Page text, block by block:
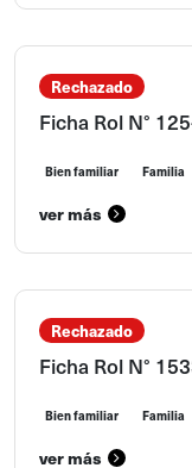
Rechazado
Ficha Rol N°
Bien familiar Familia
ver más
Rechazado
Ficha Rol N°
Bien familiar Familia
ver más